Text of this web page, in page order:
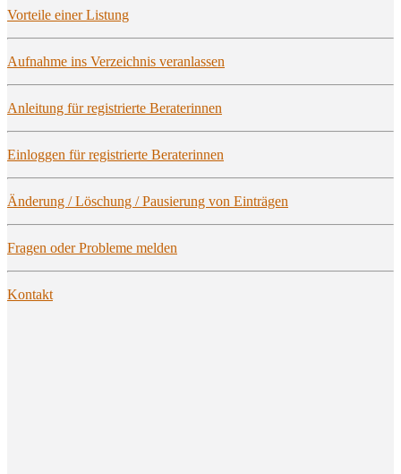
Vor­tei­le einer Listung
Auf­nah­me ins Ver­zeich­nis veranlassen
Anlei­tung für regis­trier­te Beraterinnen
Ein­log­gen für regis­trier­te Beraterinnen
Ände­rung / Löschung / Pau­sie­rung von Einträgen
Fra­gen oder Pro­ble­me melden
Kon­takt